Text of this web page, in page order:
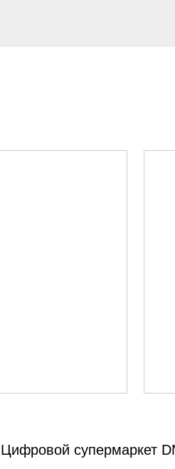
Цифровой супермаркет